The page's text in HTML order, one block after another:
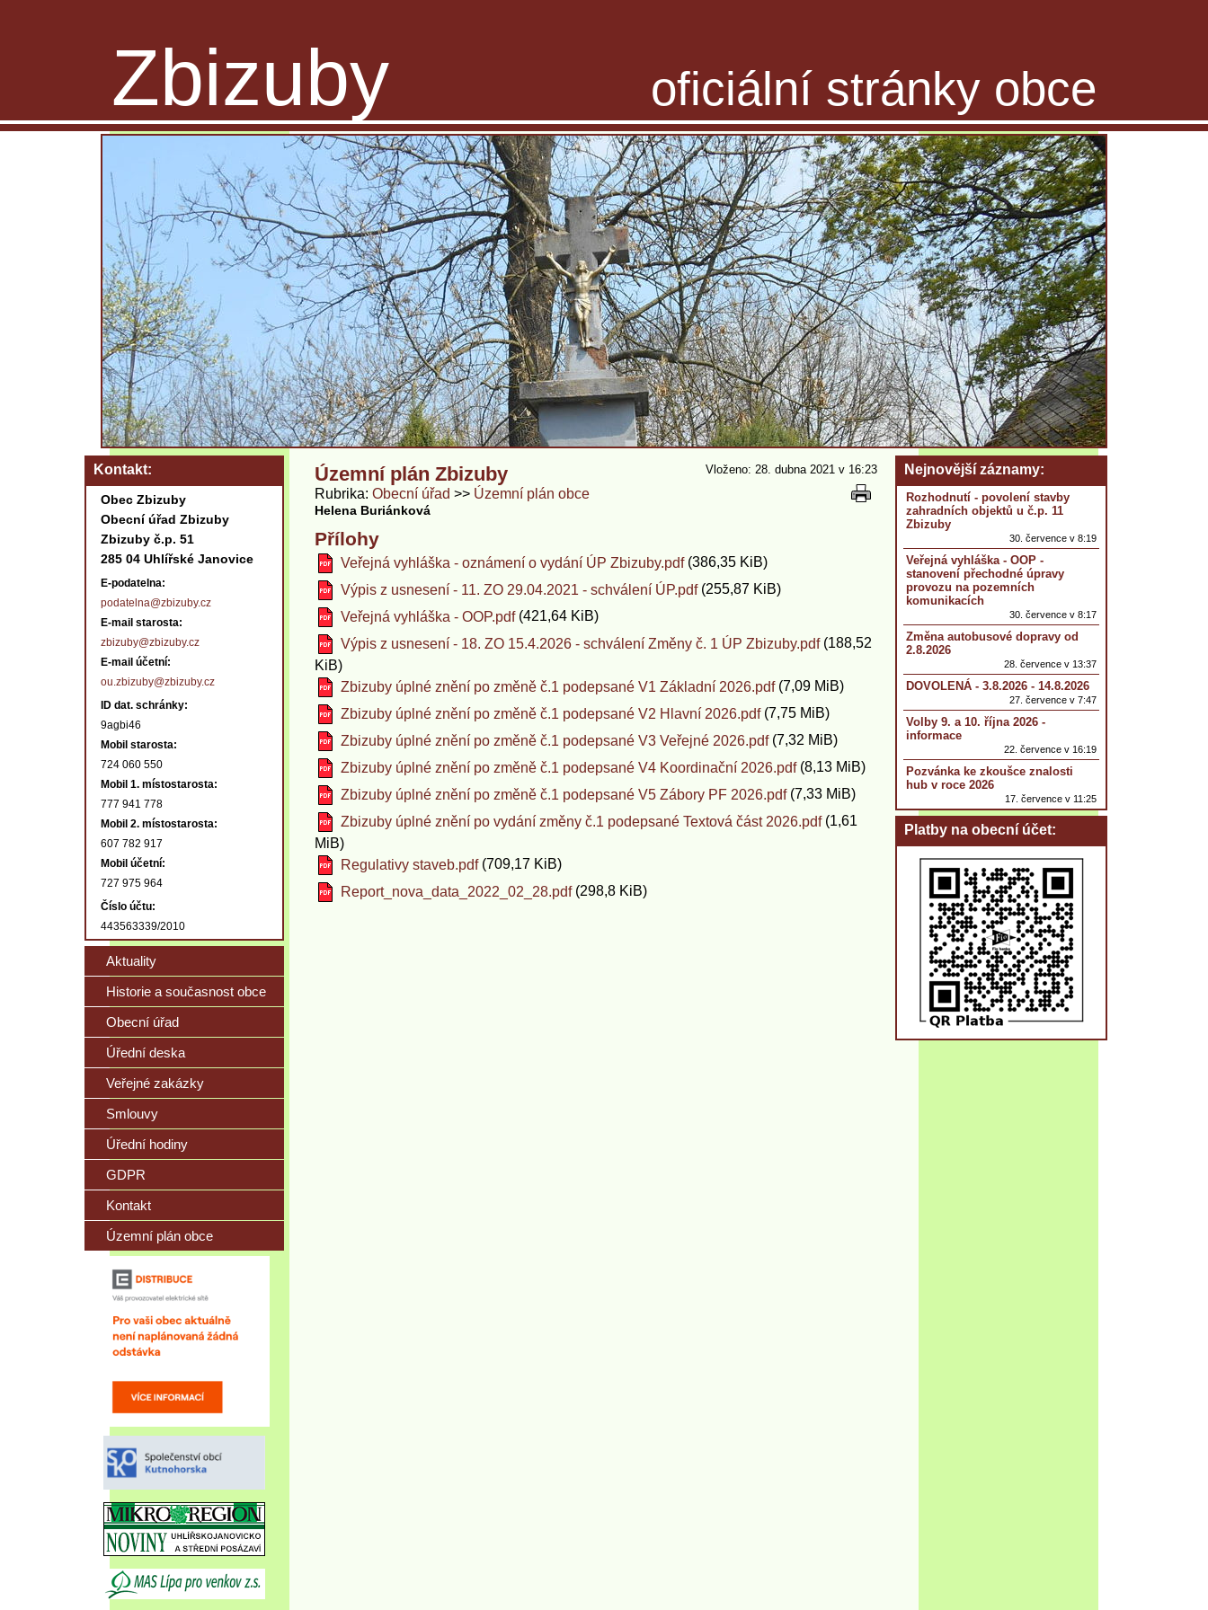
Zbizuby oficiální stránky obce
Územní plán Zbizuby
Rubrika Obecní úřad Územní plán obce
Helena Buriánková
Vloženo: 28. dubna 2021 v 16:23
Přílohy
Veřejná vyhláška - oznámení o vydání ÚP Zbizuby.pdf(386,35 KiB)
Výpis z usnesení - 11. ZO 29.04.2021 - schválení ÚP.pdf(255,87 KiB)
Veřejná vyhláška - OOP.pdf(421,64 KiB)
Výpis z usnesení - 18. ZO 15.4.2026 - schválení Změny č. 1 ÚP Zbizuby.pdf(188,52
KiB)
Zbizuby úplné znění po změně č.1 podepsané V1 Základní 2026.pdf(7,09 MiB)
Zbizuby úplné znění po změně č.1 podepsané V2 Hlavní 2026.pdf(7,75 MiB)
Zbizuby úplné znění po změně č.1 podepsané V3 Veřejné 2026.pdf(7,32 MiB)
Zbizuby úplné znění po změně č.1 podepsané V4 Koordinační 2026.pdf(8,13 MiB)
Zbizuby úplné znění po změně č.1 podepsané V5 Zábory PF 2026.pdf(7,33 MiB)
Zbizuby úplné znění po vydání změny č.1 podepsané Textová část 2026.pdf(1,61
MiB)
Regulativy staveb.pdf(709,17 KiB)
Report_nova_data_2022_02_28.pdf(298,8 KiB)
Kontakt
Obec Zbizuby
Obecní úřad Zbizuby
Zbizuby č.p. 51
285 04 Uhlířské Janovice
E-podatelna:
podatelna@zbizuby.cz
E-mail starosta:
zbizuby@zbizuby.cz
E-mail účetní:
ou.zbizuby@zbizuby.cz
ID dat. schránky:
9agbi46
Mobil starosta:
724 060 550
Mobil 1. místostarosta:
777 941 778
Mobil 2. místostarosta:
607 782 917
Mobil účetní:
727 975 964
Číslo účtu:
443563339/2010
Aktuality
Historie a současnost obce
Obecní úřad
Úřední deska
Veřejné zakázky
Smlouvy
Úřední hodiny
GDPR
Kontakt
Územní plán obce
Nejnovější záznamy
Rozhodnutí - povolení stavby
zahradních objektů u č.p. 11
Zbizuby
30. července v 8:19
Veřejná vyhláška - OOP -
stanovení přechodné úpravy
provozu na pozemních
komunikacích
30. července v 8:17
Změna autobusové dopravy od
2.8.2026
28. července v 13:37
DOVOLENÁ - 3.8.2026 - 14.8.2026
27. července v 7:47
Volby 9. a 10. října 2026 -
informace
22. července v 16:19
Pozvánka ke zkoušce znalosti
hub v roce 2026
17. července v 11:25
Platby na obecní účet